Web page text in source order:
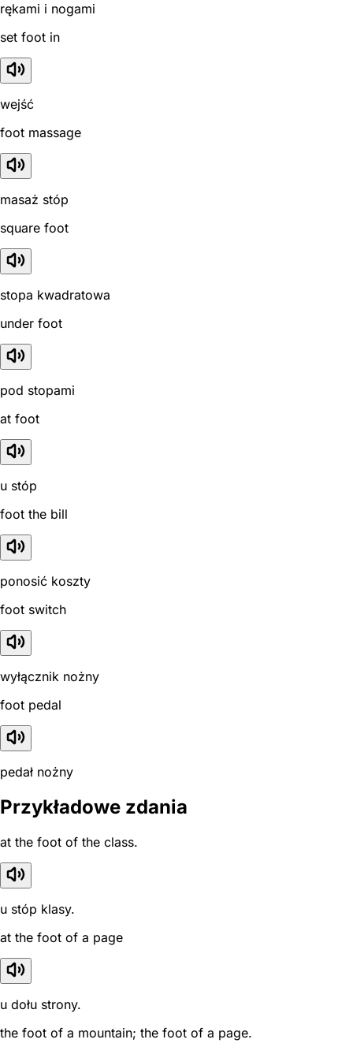
rękami i nogami
set foot in
wejść
foot massage
masaż stóp
square foot
stopa kwadratowa
under foot
pod stopami
at foot
u stóp
foot the bill
ponosić koszty
foot switch
wyłącznik nożny
foot pedal
pedał nożny
Przykładowe zdania
at the foot of the class.
u stóp klasy.
at the foot of a page
u dołu strony.
the foot of a mountain; the foot of a page.